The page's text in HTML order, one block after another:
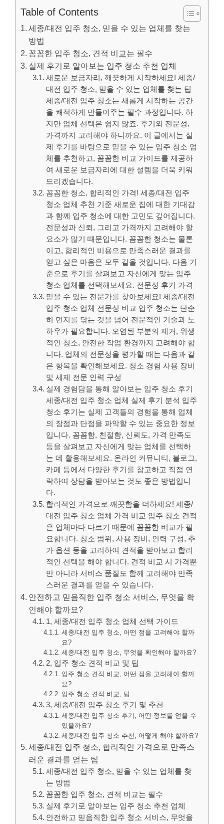
Table of Contents
세종/대전 입주 청소, 믿을 수 있는 업체를 찾는
방법
꼼꼼한 입주 청소, 견적 비교는 필수
실제 후기로 알아보는 입주 청소 추천 업체
새로운 보금자리, 깨끗하게 시작하세요! 세종/
대전 입주 청소, 믿을 수 있는 업체를 찾는 팁
세종/대전 입주 청소는 새롭게 시작하는 공간
을 쾌적하게 만들어주는 필수 과정입니다. 하
지만 업체 선택은 쉽지 않죠. 후기와 전문성,
가격까지 고려해야 하니까요. 이 글에서는 실
제 후기를 바탕으로 믿을 수 있는 입주 청소 업
체를 추천하고, 꼼꼼한 비교 가이드를 제공하
여 새로운 보금자리에 대한 설렘을 더욱 키워
드리겠습니다.
꼼꼼한 청소, 합리적인 가격! 세종/대전 입주
청소 업체 추천 기준 새로운 집에 대한 기대감
과 함께 입주 청소에 대한 고민도 깊어집니다.
전문성과 신뢰, 그리고 가격까지 고려해야 할
요소가 많기 때문입니다. 꼼꼼한 청소는 물론
이고, 합리적인 비용으로 만족스러운 결과를
얻고 싶은 마음은 모두 같을 것입니다. 다음 기
준으로 후기를 살펴보고 자신에게 맞는 입주
청소 업체를 선택해보세요. 전문성 후기 가격
믿을 수 있는 전문가를 찾아보세요! 세종/대전
입주 청소 업체 전문성 비교 입주 청소는 단순
히 먼지를 닦는 것을 넘어 전문적인 기술과 노
하우가 필요합니다. 오염된 부분의 제거, 위생
적인 청소, 안전한 작업 환경까지 고려해야 합
니다. 업체의 전문성을 평가할 때는 다음과 같
은 항목을 확인해보세요. 청소 경험 사용 장비
및 세제 전문 인력 구성
실제 경험담을 통해 알아보는 입주 청소 후기
세종/대전 입주 청소 업체 실제 후기 분석 입주
청소 후기는 실제 고객들의 경험을 통해 업체
의 장점과 단점을 파악할 수 있는 중요한 정보
입니다. 꼼꼼함, 친절함, 신뢰도, 가격 만족도
등을 살펴보고 자신에게 맞는 업체를 선택하
는 데 활용해보세요. 온라인 커뮤니티, 블로그,
카페 등에서 다양한 후기를 참고하고 직접 연
락하여 상담을 받아보는 것도 좋은 방법입니
다.
합리적인 가격으로 깨끗함을 더하세요! 세종/
대전 입주 청소 업체 가격 비교 입주 청소 견적
은 업체마다 다르기 때문에 꼼꼼한 비교가 필
요합니다. 청소 범위, 사용 장비, 인력 구성, 추
가 옵션 등을 고려하여 견적을 받아보고 합리
적인 선택을 해야 합니다. 견적 비교 시 가격뿐
만 아니라 서비스 품질도 함께 고려해야 만족
스러운 결과를 얻을 수 있습니다.
안전하고 믿음직한 입주 청소 서비스, 무엇을 확
인해야 할까요?
1, 세종/대전 입주 청소 업체 선택 가이드
세종/대전 입주 청소, 어떤 점을 고려해야 할까
요?
세종/대전 입주 청소, 무엇을 확인해야 할까요?
2, 입주 청소 견적 비교 및 팁
입주 청소 견적 비교, 어떤 점을 고려해야 할까
요?
입주 청소 견적 비교, 팁
3, 세종/대전 입주 청소 후기 및 추천
세종/대전 입주 청소 후기, 어떤 정보를 얻을 수
있을까요?
세종/대전 입주 청소 추천, 어떻게 해야 할까요?
세종/대전 입주 청소, 합리적인 가격으로 만족스
러운 결과를 얻는 팁
세종/대전 입주 청소, 믿을 수 있는 업체를 찾
는 방법
꼼꼼한 입주 청소, 견적 비교는 필수
실제 후기로 알아보는 입주 청소 추천 업체
안전하고 믿음직한 입주 청소 서비스, 무엇을